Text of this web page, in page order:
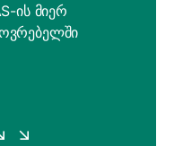
ის მიერ